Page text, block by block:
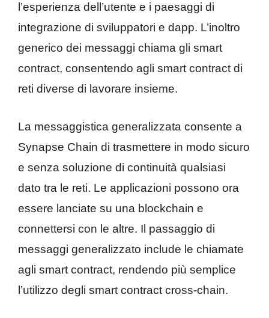
l’esperienza dell’utente e i paesaggi di
integrazione di sviluppatori e dapp. L’inoltro
generico dei messaggi chiama gli smart
contract, consentendo agli smart contract di
reti diverse di lavorare insieme.
La messaggistica generalizzata consente a
Synapse Chain di trasmettere in modo sicuro
e senza soluzione di continuità qualsiasi
dato tra le reti. Le applicazioni possono ora
essere lanciate su una blockchain e
connettersi con le altre. Il passaggio di
messaggi generalizzato include le chiamate
agli smart contract, rendendo più semplice
l’utilizzo degli smart contract cross-chain.